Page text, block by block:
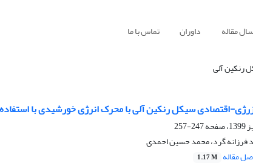
مقاله داوران تماس با ما
رنکین آلی
اقتصادی سیکل رنکین آلی با محرک انرژی خورشیدی با
247-257
فرزانه گرد، محمد حسین احمدی
مقاله 1.17 M